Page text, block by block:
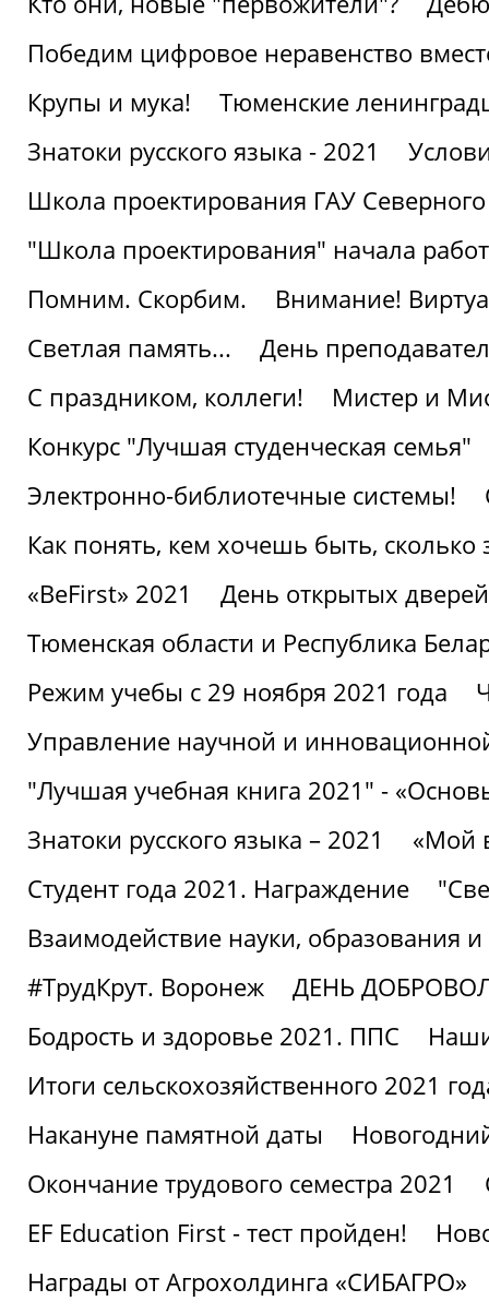
Победим цифровое неравенство
Крупы и мука!
Тюменские
Знатоки русского языка - 2021
Школа проектирования ГАУ
"Школа проектирования" начала
Помним. Скорбим.
Внимание!
Светлая память...
День
С праздником, коллеги!
Мистер и
Конкурс "Лучшая студенческая семья"
Электронно-библиотечные системы!
Как понять, кем хочешь быть, сколько
«BeFirst» 2021
День открытых
Тюменская области и Республика
Режим учебы с 29 ноября 2021 года
Управление научной и
"Лучшая учебная книга 2021" -
Знатоки русского языка – 2021
«Мой
Студент года 2021. Награждение
Взаимодействие науки, образования и
#ТрудКрут. Воронеж
ДЕНЬ
Бодрость и здоровье 2021. ППС
Итоги сельскохозяйственного 2021
Накануне памятной даты
Окончание трудового семестра 2021
EF Education First - тест пройден!
Награды от Агрохолдинга «СИБАГРО»